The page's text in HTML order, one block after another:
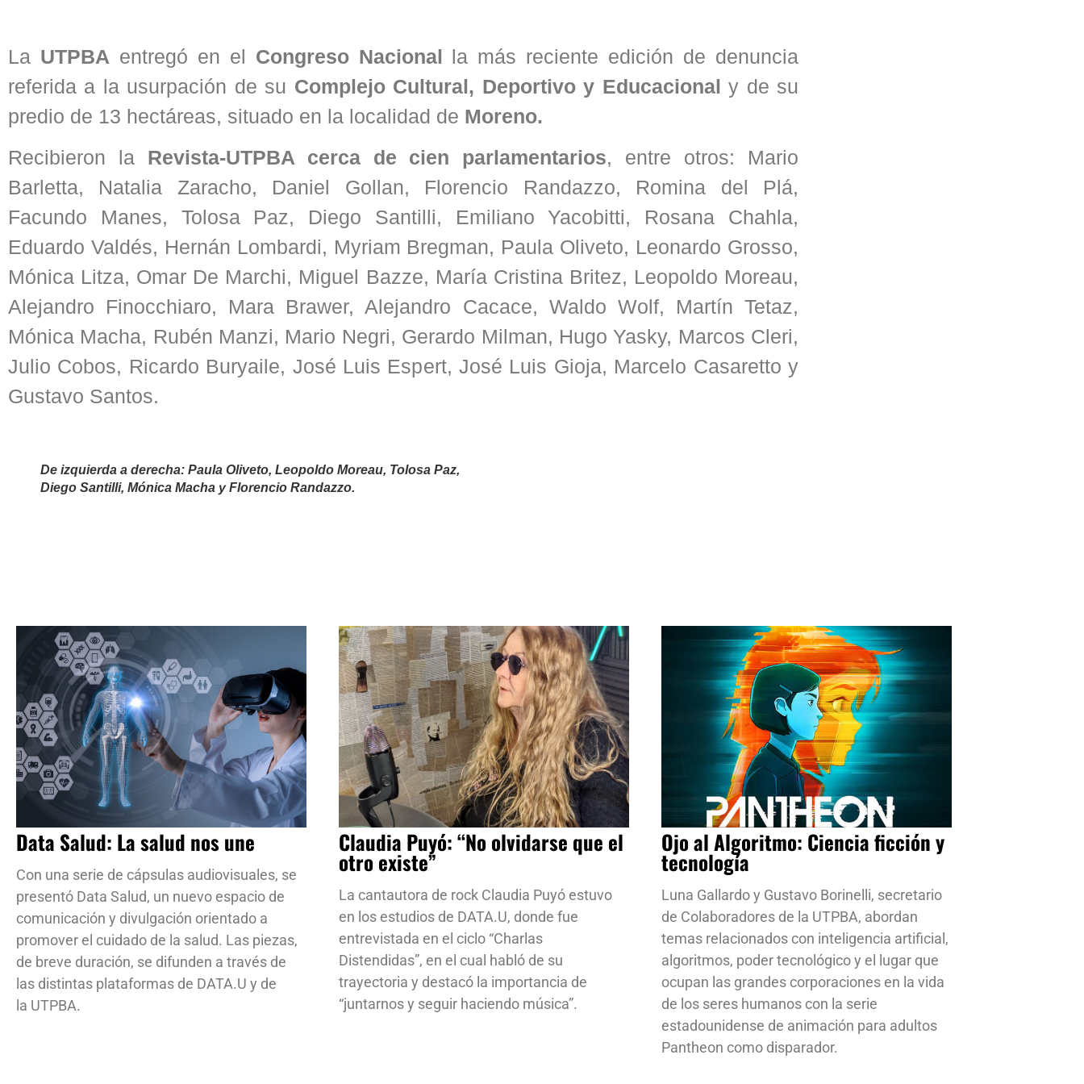
La UTPBA entregó en el Congreso Nacional la más reciente edición de denuncia
referida a la usurpación de su Complejo Cultural, Deportivo y Educacional y de su
predio de 13 hectáreas, situado en la localidad de Moreno.
Recibieron la Revista-UTPBA cerca de cien parlamentarios, entre otros: Mario
Barletta, Natalia Zaracho, Daniel Gollan, Florencio Randazzo, Romina del Plá,
Facundo Manes, Tolosa Paz, Diego Santilli, Emiliano Yacobitti, Rosana Chahla,
Eduardo Valdés, Hernán Lombardi, Myriam Bregman, Paula Oliveto, Leonardo Grosso,
Mónica Litza, Omar De Marchi, Miguel Bazze, María Cristina Britez, Leopoldo Moreau,
Alejandro Finocchiaro, Mara Brawer, Alejandro Cacace, Waldo Wolf, Martín Tetaz,
Mónica Macha, Rubén Manzi, Mario Negri, Gerardo Milman, Hugo Yasky, Marcos Cleri,
Julio Cobos, Ricardo Buryaile, José Luis Espert, José Luis Gioja, Marcelo Casaretto y
Gustavo Santos.
De izquierda a derecha: Paula Oliveto, Leopoldo Moreau, Tolosa Paz,
Diego Santilli, Mónica Macha y Florencio Randazzo.
Data Salud: La salud nos une
Con una serie de cápsulas audiovisuales, se
presentó Data Salud, un nuevo espacio de
comunicación y divulgación orientado a
promover el cuidado de la salud. Las piezas,
de breve duración, se difunden a través de
las distintas plataformas de DATA.U y de
la UTPBA.
Claudia Puyó: “No olvidarse que el
otro existe”
La cantautora de rock Claudia Puyó estuvo
en los estudios de DATA.U, donde fue
entrevistada en el ciclo “Charlas
Distendidas”, en el cual habló de su
trayectoria y destacó la importancia de
“juntarnos y seguir haciendo música”.
Ojo al Algoritmo: Ciencia ficción y
tecnología
Luna Gallardo y Gustavo Borinelli, secretario
de Colaboradores de la UTPBA, abordan
temas relacionados con inteligencia artificial,
algoritmos, poder tecnológico y el lugar que
ocupan las grandes corporaciones en la vida
de los seres humanos con la serie
estadounidense de animación para adultos
Pantheon como disparador.